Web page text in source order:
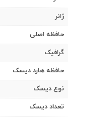
ژانر
حافظه اصلی
گرافیک
حافظه هارد دیسک
نوع دیسک
تعداد دیسک